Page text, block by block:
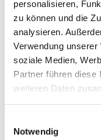
personalisieren,
zu können und die
analysieren.
Verwendung
soziale Medien,
Partner führen diese
weiteren Daten
Notwendig
Dies